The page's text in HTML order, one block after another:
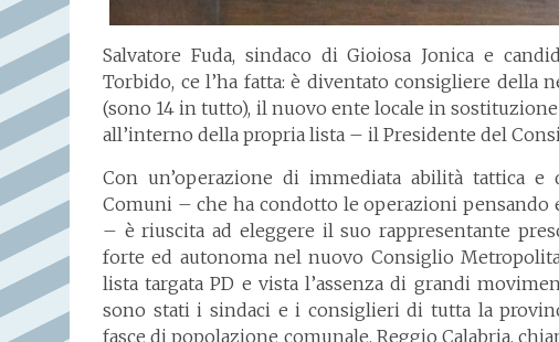
Salvatore Fuda, sindaco di Gioiosa Jonica e
Torbido, ce l’ha fatta: è diventato consigliere della
(sono 14 in tutto), il nuovo ente locale in
all’interno della propria lista – il Presidente del
Con un’operazione di immediata abilità tattica
Comuni – che ha condotto le operazioni
– è riuscita ad eleggere il suo rappresentante
forte ed autonoma nel nuovo Consiglio
lista targata PD e vista l’assenza di grandi
sono stati i sindaci e i consiglieri di tutta la
fasce di popolazione comunale. Reggio Calabria,